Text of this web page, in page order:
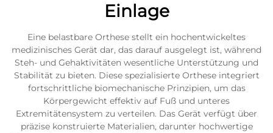
Einlage
Eine belastbare Orthese stellt ein hochentwickeltes
medizinisches Gerät dar, das darauf ausgelegt ist, während
Steh- und Gehaktivitäten wesentliche Unterstützung und
Stabilität zu bieten. Diese spezialisierte Orthese integriert
fortschrittliche biomechanische Prinzipien, um das
Körpergewicht effektiv auf Fuß und unteres
Extremitätensystem zu verteilen. Das Gerät verfügt über
präzise konstruierte Materialien, darunter hochwertige